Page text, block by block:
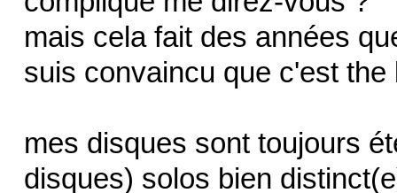
mais cela fait des années
suis convaincu que c'est the
mes disques sont toujours
disques) solos bien